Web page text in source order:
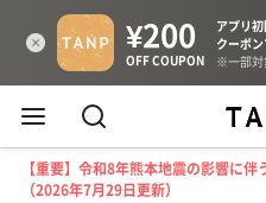
【重要】令和8年熊本地震の影響に
（2026年7月29日更新）